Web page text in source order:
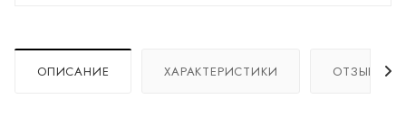
ОПИСАНИЕ ХАРАКТЕРИСТИКИ ОТЗЫВЫ